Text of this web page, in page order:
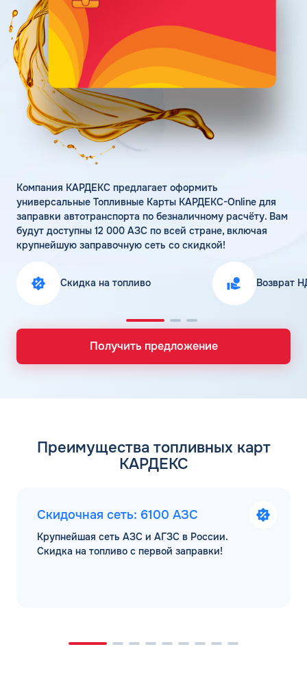
Статьи
Цена бензина и ДТ
Личный кабинет
Карта АЗС
Получить консультацию
Компания КАРДЕКС предлагает оформить
универсальные Топливные Карты КАРДЕКС-Online для
заправки автотранспорта по безналичному расчёту. Вам
будут доступны 12 000 АЗС по всей стране, включая
крупнейшую заправочную сеть со скидкой!
Скидка на топливо Возврат
Получить предложение
Преимущества топливных карт
КАРДЕКС
Скидочная сеть: 6100 АЗС
Крупнейшая сеть АЗС и АГЗС в России.
Скидка на топливо с первой заправки!